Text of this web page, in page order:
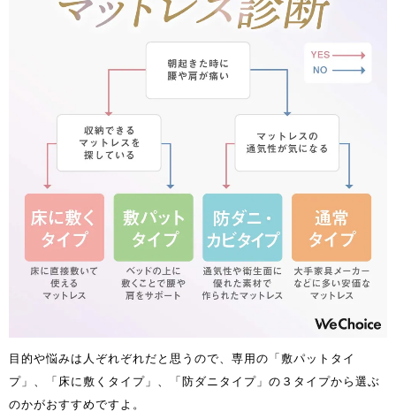
目的や悩みは人ぞれぞれだと思うので、専用の「敷パットタイ
プ」、「床に敷くタイプ」、「防ダニタイプ」の３タイプから選ぶ
のかがおすすめですよ。